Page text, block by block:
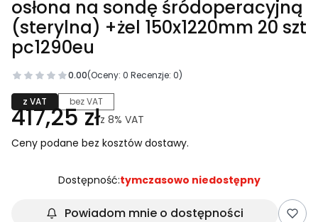
osłona na sondę śródoperacyjną
(sterylna) +żel 150x1220mm 20 szt
pc1290eu
0.00(Oceny: 0 Recenzje: 0)
z VAT bez VAT
417,25 złz 8% VAT
Ceny podane bez kosztów dostawy.
Dostępność:tymczasowo niedostępny
Powiadom mnie o dostępności